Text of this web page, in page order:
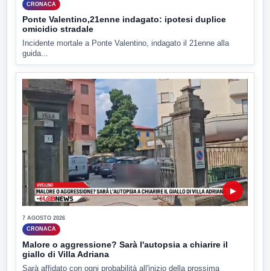
CRONACA
Ponte Valentino,21enne indagato: ipotesi duplice
omicidio stradale
Incidente mortale a Ponte Valentino, indagato il 21enne alla
guida...
▶
7 AGOSTO 2026
CRONACA
Malore o aggressione? Sarà l'autopsia a chiarire il
giallo di Villa Adriana
Sarà affidato con ogni probabilità all'inizio della prossima